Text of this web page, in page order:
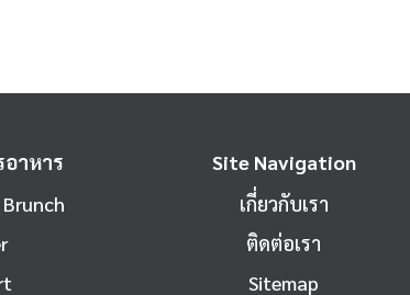
าหาร
Site Navigation
เกี่ยวกับเรา
ติดต่อเรา
Sitemap